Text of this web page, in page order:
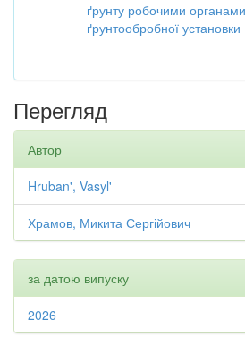
ґрунту робочими органами
ґрунтообробної установки
Перегляд
Автор
Hruban', Vasyl'
Храмов, Микита Сергійович
за датою випуску
2026